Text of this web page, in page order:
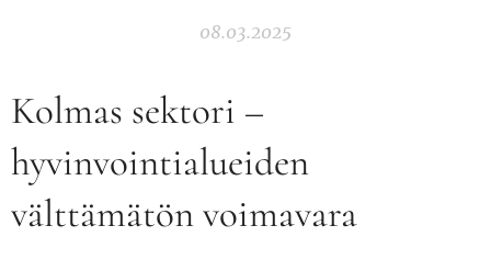
08.03.2025
Kolmas sektori –
hyvinvointialueiden
välttämätön voimavara